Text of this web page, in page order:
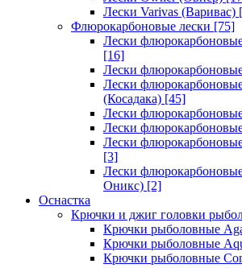
Лески Varivas (Варивас)
Флюрокарбоновые лески [75]
Лески
[16]
Лески
Лески
(Косадака) [45]
Лески
Лески
Лески
[3]
Лески
Оникс) [2]
Оснастка
Крючки и джиг головки
Крючки рыболовные
Крючки рыболовные
Крючки рыболовные